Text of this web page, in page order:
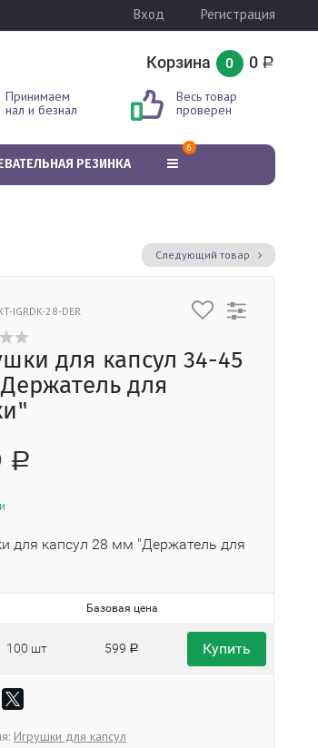
Вход Регистрация
Корзина 0 0 Р
Принимаем
нал и безнал
Весь товар
проверен
РЕЗИНКА
6
Следующий товар
IGRDK-28-DER
для капсул 34-45
для
Р
для капсул 28 мм "Держатель для
Базовая цена
100 шт 599 Р Купить
Игрушки для капсул